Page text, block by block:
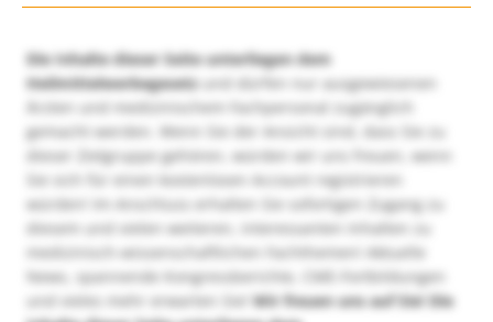
Die Inhalte dieser Seite unterliegen dem
Heilmittelwerbegesetzund dürfen nur ausgewiesenen
Ärzten und medizinischem Fachpersonal zugänglich
gemacht werden. Wenn Sie der Ansicht sind, dass Sie zu
dieser Zielgruppe gehören, würden wir uns freuen, wenn
Sie sich für einen kostenlosen Account registrieren
würden! Im Anschluss erhalten Sie sofortigen Zugang zu
diesem und vielen weiteren, interessanten Inhalten zu
medizinisch-wissenschaftlichen Fachthemen! Aktuelle
News, spannende Kongressberichte, CME-Fortbildungen
und vieles mehr erwarten Sie!Wir freuen uns auf Sie! Die